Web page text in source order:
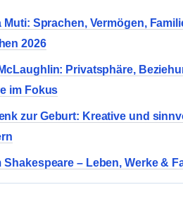
Muti: Sprachen, Vermögen,
2026
Privatsphäre,
im Fokus
zur Geburt: Kreative und
Shakespeare – Leben, Werke &